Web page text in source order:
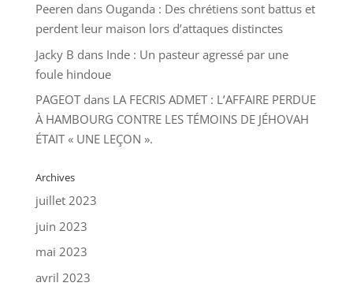
Peeren dans Ouganda : Des chrétiens sont battus et
perdent leur maison lors d’attaques distinctes
Jacky B dans Inde : Un pasteur agressé par une
foule hindoue
PAGEOTdans LA FECRIS ADMET : L’AFFAIRE PERDUE
À HAMBOURG CONTRE LES TÉMOINS DE JÉHOVAH
ÉTAIT « UNE LEÇON ».
Archives
juillet 2023
juin 2023
mai 2023
avril 2023